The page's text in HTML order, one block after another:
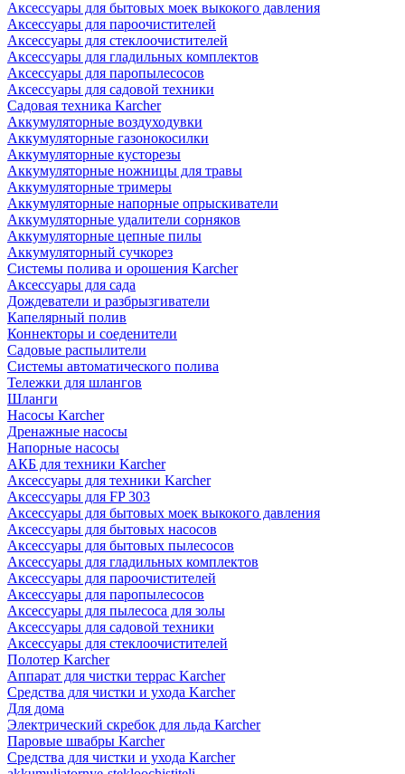
Аксессуары для бытовых моек выкокого давления
Аксессуары для пароочистителей
Аксессуары для стеклоочистителей
Аксессуары для гладильных комплектов
Аксессуары для паропылесосов
Аксессуары для садовой техники
Садовая техника Karcher
Аккумуляторные воздуходувки
Аккумуляторные газонокосилки
Аккумуляторные кусторезы
Аккумуляторные ножницы для травы
Аккумуляторные тримеры
Аккумуляторные напорные опрыскиватели
Аккумуляторные удалители сорняков
Аккумуляторные цепные пилы
Аккумуляторный сучкорез
Системы полива и орошения Karcher
Аксессуары для сада
Дождеватели и разбрызгиватели
Капелярный полив
Коннекторы и соеденители
Садовые распылители
Системы автоматического полива
Тележки для шлангов
Шланги
Насосы Karcher
Дренажные насосы
Напорные насосы
АКБ для техники Karcher
Аксессуары для техники Karcher
Аксессуары для FP 303
Аксессуары для бытовых моек выкокого давления
Аксессуары для бытовых насосов
Аксессуары для бытовых пылесосов
Аксессуары для гладильных комплектов
Аксессуары для пароочистителей
Аксессуары для паропылесосов
Аксессуары для пылесоса для золы
Аксессуары для садовой техники
Аксессуары для стеклоочистителей
Полотер Karcher
Аппарат для чистки террас Karcher
Средства для чистки и ухода Karcher
Для дома
Электрический скребок для льда Karcher
Паровые швабры Karcher
Средства для чистки и ухода Karcher